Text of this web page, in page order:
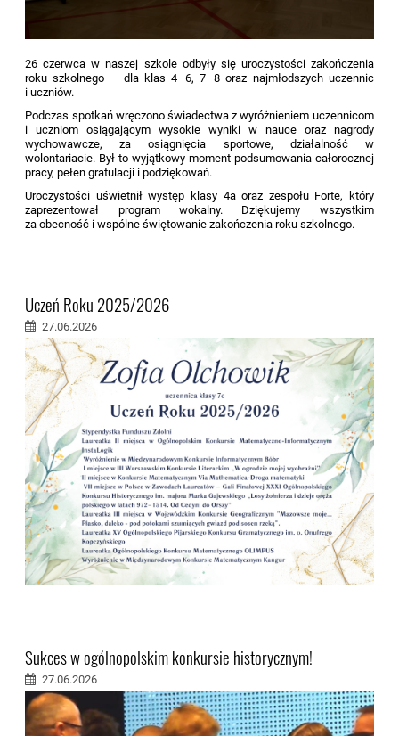
26 czerwca w naszej szkole odbyły się uroczystości zakończenia
roku szkolnego – dla klas 4–6, 7–8 oraz najmłodszych uczennic
i uczniów.
Podczas spotkań wręczono świadectwa z wyróżnieniem uczennicom
i uczniom osiągającym wysokie wyniki w nauce oraz nagrody
wychowawcze, za osiągnięcia sportowe, działalność w
wolontariacie. Był to wyjątkowy moment podsumowania całorocznej
pracy, pełen gratulacji i podziękowań.
Uroczystości uświetnił występ klasy 4a oraz zespołu Forte, który
zaprezentował program wokalny. Dziękujemy wszystkim
za obecność i wspólne świętowanie zakończenia roku szkolnego.
Uczeń Roku 2025/2026
27.06.2026
Sukces w ogólnopolskim konkursie historycznym!
27.06.2026